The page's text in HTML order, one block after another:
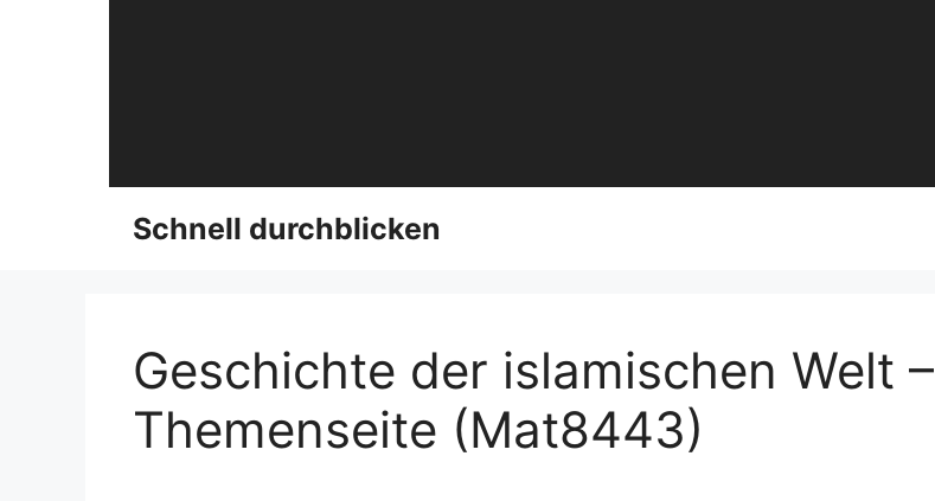
Schnell durchblicken
Geschichte der islamischen Welt –
Themenseite (Mat8443)